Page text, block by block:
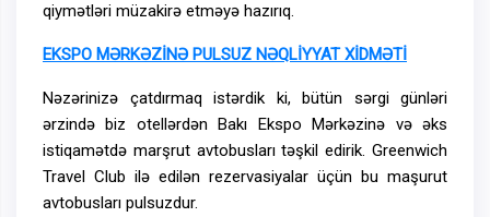
qiymətləri müzakirə etməyə hazırıq.
EKSPO MƏRKƏZİNƏ PULSUZ NƏQLİYYAT XİDMƏTİ
Nəzərinizə çatdırmaq istərdik ki, bütün sərgi günləri
ərzində biz otellərdən Bakı Ekspo Mərkəzinə və əks
istiqamətdə marşrut avtobusları təşkil edirik. Greenwich
Travel Club ilə edilən rezervasiyalar üçün bu maşurut
avtobusları pulsuzdur.